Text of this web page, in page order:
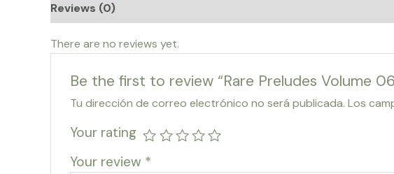
Reviews (0)
There are no reviews yet.
Be the first to review “Rare Preludes Volume
Tu dirección de correo electrónico no será publicada. Los
Your rating
Your review *